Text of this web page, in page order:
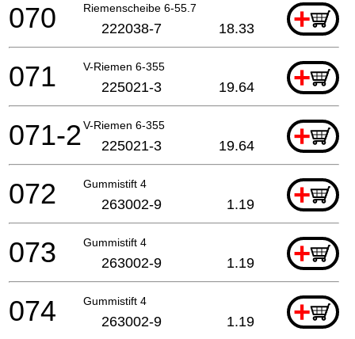
Riemenscheibe 6-55.7 +
070 222038-7 18.33
V-Riemen 6-355 +
071 225021-3 19.64
V-Riemen 6-355 +
071-2 225021-3 19.64
Gummistift 4 +
072 263002-9 1.19
Gummistift 4 +
073 263002-9 1.19
Gummistift 4 +
074 263002-9 1.19